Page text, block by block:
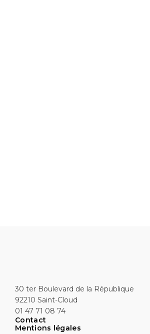
30 ter Boulevard de la République
92210 Saint-Cloud
01 47 71 08 74
Contact
Mentions légales